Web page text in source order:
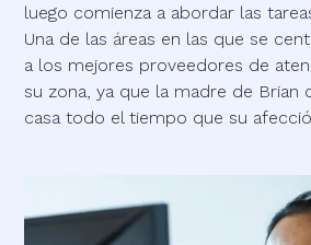
luego comienza a abordar las
Una de las áreas en las que se
a los mejores proveedores de
su zona, ya que la madre de Brian
casa todo el tiempo que su